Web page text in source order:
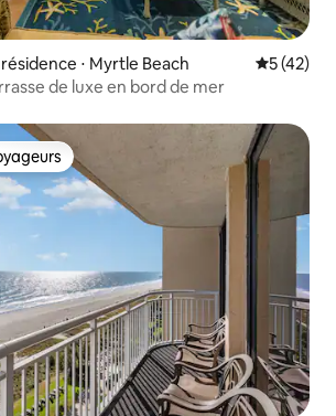
⋅ Myrtle Beach
5 (42)
de luxe en bord de mer